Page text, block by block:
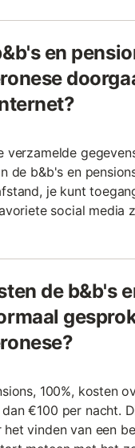
en
verzamelde
de b&b's en
je kunt
social media
de b&b's
100%, kosten
€100 per nacht.
vinden van een